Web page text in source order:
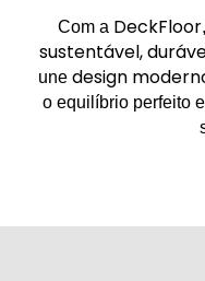
Com a DeckFloor
sustentável,
une design
o equilíbrio perfeito